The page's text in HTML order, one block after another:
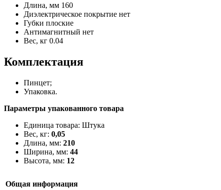
Длина, мм 160
Диэлектрическое покрытие нет
Губки плоские
Антимагнитный нет
Вес, кг 0.04
Комплектация
Пинцет;
Упаковка.
Параметры упакованного товара
Единица товара: Штука
Вес, кг: 0,05
Длина, мм: 210
Ширина, мм: 44
Высота, мм: 12
Общая информация